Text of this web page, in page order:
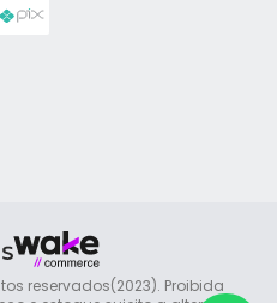
reservados(2023). Proibida